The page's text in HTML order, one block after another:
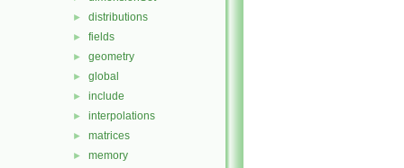
► distributions
► fields
► geometry
► global
► include
► interpolations
► matrices
► memory